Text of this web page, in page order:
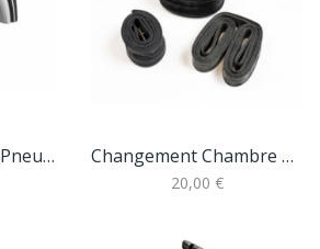
Changement D'un Pneu Anti Crevaison Sur Velo... Changement Chambre À Air Velo Électrique
20,00 €